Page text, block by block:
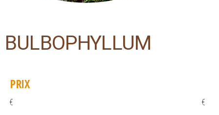
BULBOPHYLLUM
PRIX
€ €